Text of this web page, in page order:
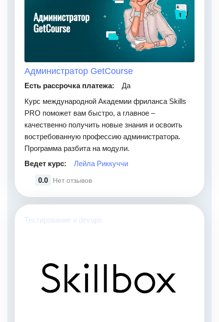
Администратор GetCourse
Есть рассрочка платежа:
Да
Курс международной Академии фриланса Skills
PRO поможет вам быстро, а главное –
качественно получить новые знания и освоить
востребованную профессию администратора.
Программа разбита на модули.
Ведет курс:
Лейла Риккуччи
0.0
Нет отзывов
Тестирование и devops